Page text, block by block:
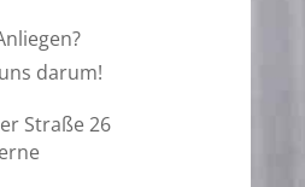
darum!
Straße 26